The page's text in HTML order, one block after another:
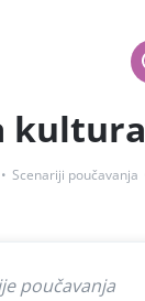
kultura
Scenariji poučavanja